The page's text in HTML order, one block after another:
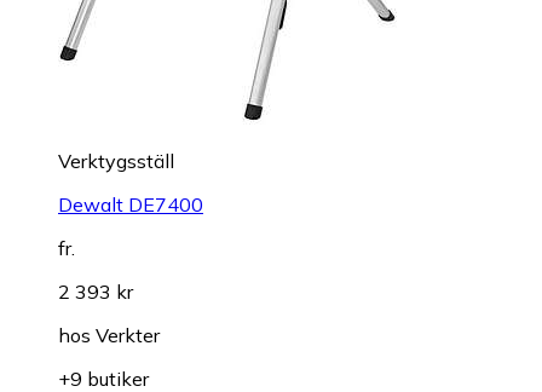
Verktygsställ
Dewalt DE7400
fr.
2 393 kr
hos Verkter
+9 butiker